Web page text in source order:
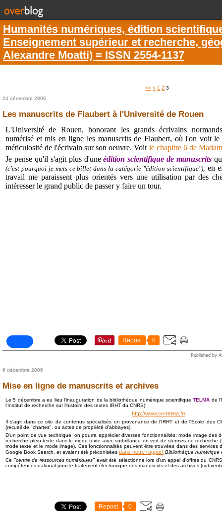
Humanités numériques, édition
Enseignement supérieur et recherche,
Alexandre Moatti) = ISSN 2554-1137
<< < 1 2 3
24 décembre 2006
Les manuscrits de Flaubert à l'Université de Rouen
L'Université de Rouen, honorant les grands écrivains
numérisé et mis en ligne les manuscrits de Flaubert, où l'on voit
méticulosité de l'écrivain sur son oeuvre. Voirle chapitre 6 de
Je pense qu'il s'agit plus d'uneédition scientifique de manuscrits
(c'est pourquoi je mets ce billet dans la catégorie "édition scientifique");en
travail me paraissent plus orientés vers une utilisation par des
intéresser le grand public de passer y faire un tour.
Repost 0
Published by
6 décembre 2006
Mise en ligne de manuscrits et archives
Le 5 décembre a eu lieu l'inauguration de la bibliothèque numérique scientifiqueTELMA de
l'Institut de recherche sur l'histoire des textes IRHT du CNRS):
http://www.cn-telma.fr/
Il s'agit dans ce site de contenus spécialisés en provenance de l'IRHT et de l'Ecole des
(recueil de "chartes", ou actes de propriété d'abbayes).
D'un point de vue technique, on pourra apprécier diverses fonctionnalités: mode image des
recherche plein texte dans le mode texte avec surbrillance en vert de stermes de recherche
mode texte et le mode image). Ces fonctionnalités peuvent être trouvées dans des services
Google Book Search, et avaient été préconisées dans notre rapport Bibliothèque numérique
Ce "centre de ressources numériques" avait été sélectionné lors d'un appel d'offres du
compétences national pour le traitement électronique des manuscrits et des archives
Repost 0